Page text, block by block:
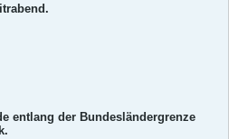
entlang der Bundesländergrenze